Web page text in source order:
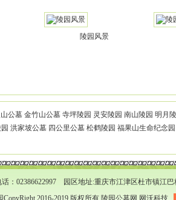
陵园风景
公墓 金竹山公墓 寺坪陵园 灵安陵园 南山陵园 明月
洪家坡公墓 四公里公墓 松鹤陵园 福果山生命纪念园
话：02386622997 园区地址:重庆市江津区杜市镇江巴
2016-2019 版权所有 陵园公墓网 网沃科技